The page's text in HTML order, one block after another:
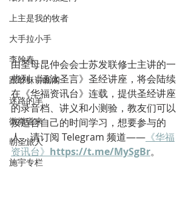
上主是我的牧者
大手拉小手
李翰春
跟耶稣讲新闻
迷路的羊
微微道来
朝圣旅人
施宇专栏
由圣母昆仲会会士苏发联修士主讲的一
些列《涵泳圣言》圣经讲座，将会陆续
在《华福资讯台》连载，提供圣经讲座
的录音档、讲义和小测验，教友们可以
按适合自己的时间学习，想要参与的
人，请订阅 Telegram 频道—— 《华福
资讯台》 https://t.me/MySgBr。